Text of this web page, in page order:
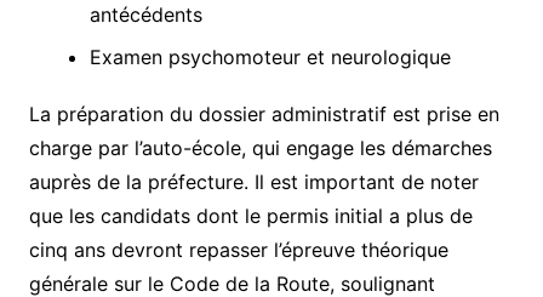
antécédents
Examen psychomoteur et neurologique
La préparation du dossier administratif est prise en
charge par l’auto-école, qui engage les démarches
auprès de la préfecture. Il est important de noter
que les candidats dont le permis initial a plus de
cinq ans devront repasser l’épreuve théorique
générale sur le Code de la Route, soulignant